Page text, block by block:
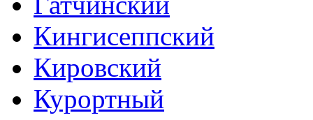
Кингисеппский
Кировский
Курортный